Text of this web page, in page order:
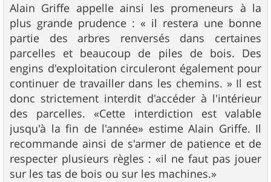
Alain Griffe appelle ainsi les promeneurs à la
plus grande prudence : « il restera une bonne
partie des arbres renversés dans certaines
parcelles et beaucoup de piles de bois. Des
engins d'exploitation circuleront également pour
continuer de travailler dans les chemins. » Il est
donc strictement interdit d'accéder à l'intérieur
des parcelles. «Cette interdiction est valable
jusqu'à la fin de l'année» estime Alain Griffe. Il
recommande ainsi de s'armer de patience et de
respecter plusieurs règles : «il ne faut pas jouer
sur les tas de bois ou sur les machines.»